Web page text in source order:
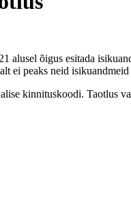
õigus esitada
ei peaks neid
kinnituskoodi. Taotlus